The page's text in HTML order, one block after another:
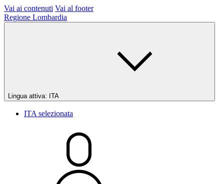
Vai ai contenuti Vai al footer
Regione Lombardia
Lingua attiva: ITA
ITA selezionata